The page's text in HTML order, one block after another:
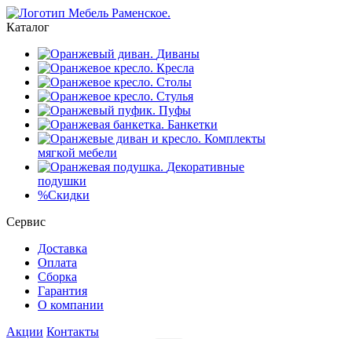
Каталог
Диваны
Кресла
Столы
Стулья
Пуфы
Банкетки
Комплекты
мягкой мебели
Декоративные
подушки
%Скидки
Сервис
Доставка
Оплата
Сборка
Гарантия
О компании
Акции Контакты